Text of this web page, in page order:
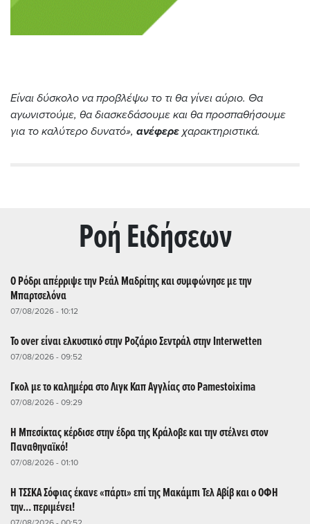
Είναι δύσκολο να προβλέψω το τι θα γίνει αύριο. Θα
αγωνιστούμε, θα διασκεδάσουμε και θα προσπαθήσουμε
για το καλύτερο δυνατό», ανέφερε χαρακτηριστικά.
Ρoή Ειδήσεων
Ο Ρόδρι απέρριψε την Ρεάλ Μαδρίτης και συμφώνησε με την
Μπαρτσελόνα
07/08/2026 - 10:12
Το over είναι ελκυστικό στην Ροζάριο Σεντράλ στην Interwetten
07/08/2026 - 09:52
Γκολ με το καλημέρα στο Λιγκ Καπ Αγγλίας στο Pamestoixima
07/08/2026 - 09:29
Η Μπεσίκτας κέρδισε στην έδρα της Κράλοβε και την στέλνει στον
Παναθηναϊκό!
07/08/2026 - 01:10
Η ΤΣΣΚΑ Σόφιας έκανε «πάρτι» επί της Μακάμπι Τελ Αβίβ και ο ΟΦΗ
την... περιμένει!